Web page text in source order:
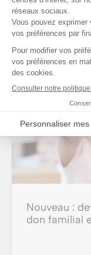
Nos
Nouveau :
don familial